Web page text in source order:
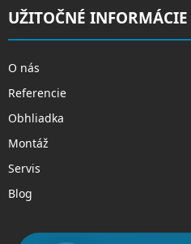
UŽITOČNÉ INFORMÁCIE
O nás
Referencie
Obhliadka
Montáž
Servis
Blog